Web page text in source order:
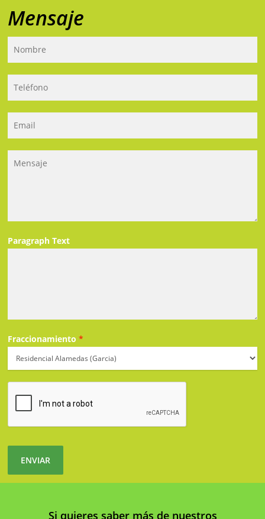
Mensaje
Paragraph Text
Fraccionamiento*
ENVIAR
Si quieres saber más de nuestros